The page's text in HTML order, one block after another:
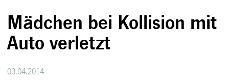
Mädchen bei Kollision mit
Auto verletzt
03.04.2014